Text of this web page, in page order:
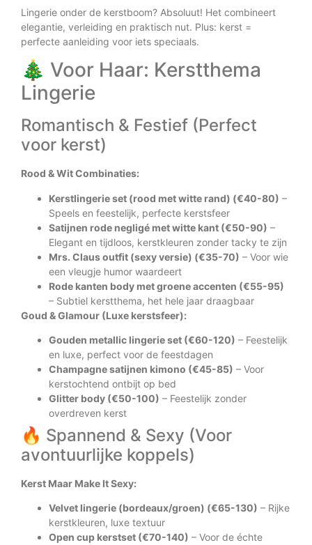
Lingerie onder de kerstboom? Absoluut! Het combineert
elegantie, verleiding en praktisch nut. Plus: kerst =
perfecte aanleiding voor iets speciaals.
🎄 Voor Haar: Kerstthema
Lingerie
Romantisch & Festief (Perfect
voor kerst)
Rood & Wit Combinaties:
Kerstlingerie set (rood met witte rand) (€40-80) –
Speels en feestelijk, perfecte kerstsfeer
Satijnen rode negligé met witte kant (€50-90) –
Elegant en tijdloos, kerstkleuren zonder tacky te zijn
Mrs. Claus outfit (sexy versie) (€35-70) – Voor wie
een vleugje humor waardeert
Rode kanten body met groene accenten (€55-95)
– Subtiel kerstthema, het hele jaar draagbaar
Goud & Glamour (Luxe kerstsfeer):
Gouden metallic lingerie set (€60-120) – Feestelijk
en luxe, perfect voor de feestdagen
Champagne satijnen kimono (€45-85) – Voor
kerstochtend ontbijt op bed
Glitter body (€50-100) – Feestelijk zonder
overdreven kerst
🔥 Spannend & Sexy (Voor
avontuurlijke koppels)
Kerst Maar Make It Sexy:
Velvet lingerie (bordeaux/groen) (€65-130) – Rijke
kerstkleuren, luxe textuur
Open cup kerstset (€70-140) – Voor de échte